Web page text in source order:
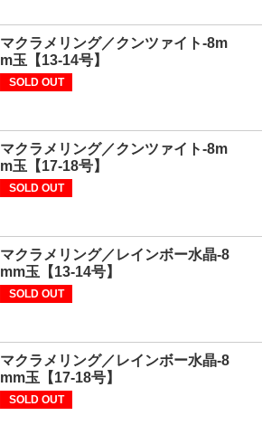
マクラメリング／クンツァイト-8m
m玉【13-14号】
SOLD OUT
マクラメリング／クンツァイト-8m
m玉【17-18号】
SOLD OUT
マクラメリング／レインボー水晶-8
mm玉【13-14号】
SOLD OUT
マクラメリング／レインボー水晶-8
mm玉【17-18号】
SOLD OUT